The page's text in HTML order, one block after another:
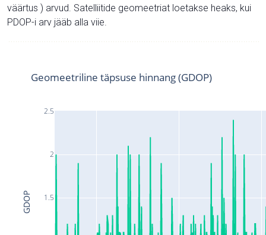
väärtus ) arvud. Satelliitide geomeetriat loetakse heaks, kui
PDOP-i arv jääb alla viie.
1.5
2
2.5
Geomeetriline täpsuse hinnang (GDOP)
GDOP